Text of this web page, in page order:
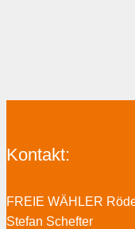
Kontakt:
FREIE WÄHLER
Stefan Schefter